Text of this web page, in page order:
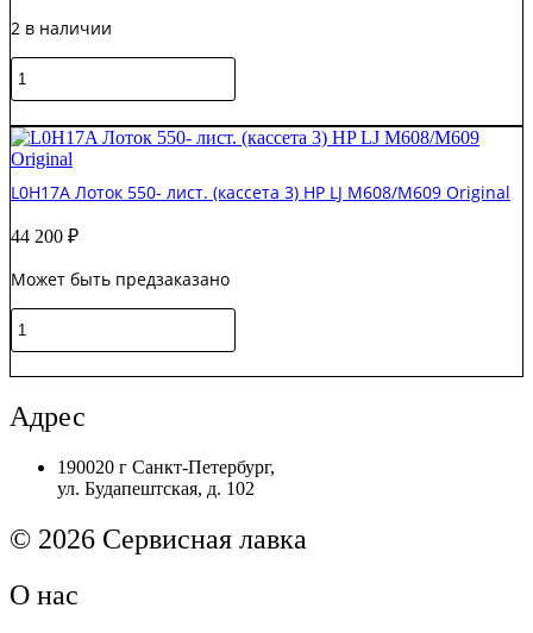
HP
CM2320
2 в наличии
Количество
товара
60119
/
CC434-
67902
лоток
HP
CM2320
L0H17A Лоток 550- лист. (кассета 3) HP LJ M608/M609 Original
44 200 ₽
Может быть предзаказано
Количество
товара
Лоток
550-
лист.
M608/M609
Original
Адрес
190020 г Санкт-Петербург,
ул. Будапештская, д. 102
© 2026 Сервисная лавка
О нас